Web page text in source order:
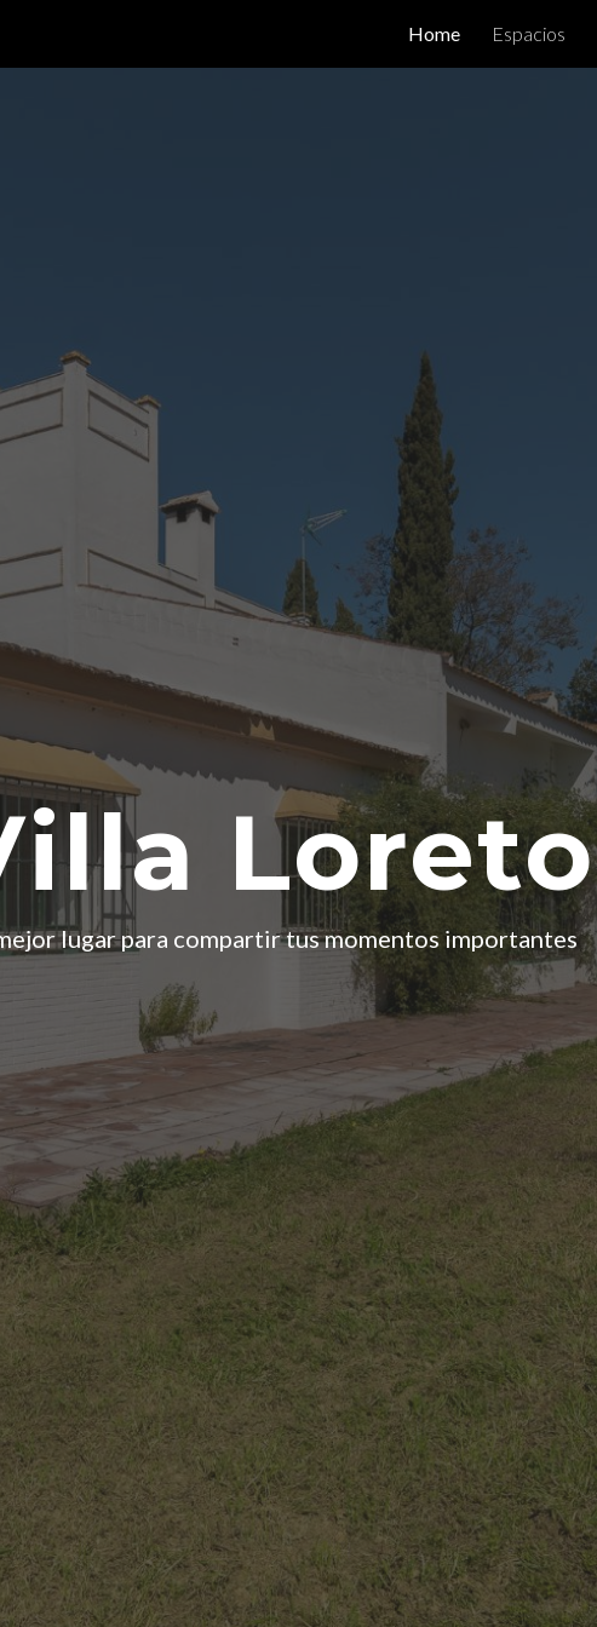
Skip to navigation
Home Espacios
Loreto
lugar para compartir tus momentos importantes